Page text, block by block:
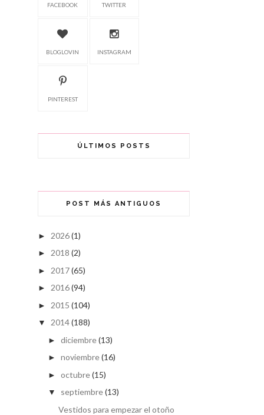
FACEBOOK TWITTER
BLOGLOVIN INSTAGRAM
PINTEREST
ÚLTIMOS POSTS
POST MÁS ANTIGUOS
► 2026(1)
► 2018 (2)
► 2017(65)
► 2016(94)
► 2015 (104)
▼ 2014(188)
► diciembre(13)
► noviembre(16)
► octubre(15)
▼ septiembre(13)
Vestidos para empezar el otoño